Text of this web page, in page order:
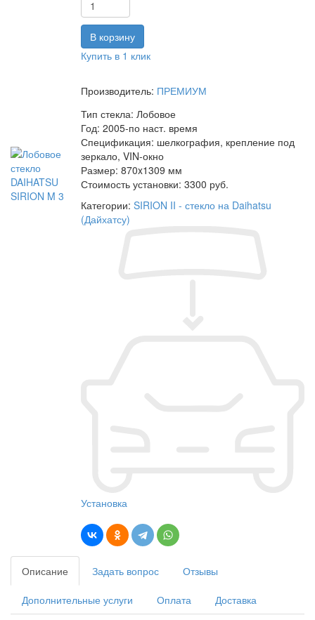
Купить в 1 клик
Производитель: ПРЕМИУМ
Тип стекла: Лобовое
Год: 2005-по наст. время
Спецификация: шелкография, крепление под
зеркало, VIN-окно
Размер: 870x1309 мм
Стоимость установки: 3300 руб.
Категории: SIRION II - стекло на Daihatsu
(Дайхатсу)
Установка
Описание Задать вопрос Отзывы
Дополнительные услуги Оплата Доставка